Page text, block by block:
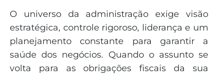
O universo da administração exige visão
estratégica, controle rigoroso, liderança e um
planejamento constante para garantir a
saúde dos negócios. Quando o assunto se
volta para as obrigações fiscais da sua